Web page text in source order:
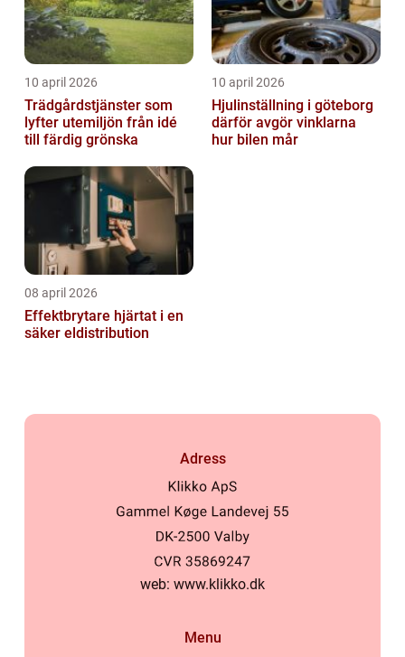
10 april 2026
Trädgårdstjänster som
lyfter utemiljön från idé
till färdig grönska
10 april 2026
Hjulinställning i göteborg
därför avgör vinklarna
hur bilen mår
08 april 2026
Effektbrytare hjärtat i en
säker eldistribution
Adress
web: www.klikko.dk
Menu